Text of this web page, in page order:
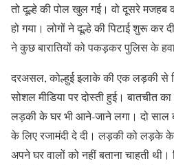
तो दूल्हे की पोल खुल गई। वो दूसरे मजहब
हो गया। लोगों ने दूल्हे की पिटाई शुरू कर
ने कुछ बारातियों को पकड़कर पुलिस के
दरअसल, कोल्हुई इलाके की एक लड़की से
सोशल मीडिया पर दोस्ती हुई।
लड़की के घर भी आने-जाने लगा। दो साल
के लिए रजामंदी दे दी। लड़की को लड़के के
अपने घर वालों को नहीं बताना चाहती